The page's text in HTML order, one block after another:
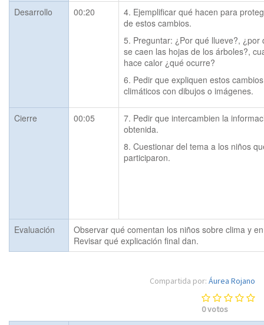
Desarrollo 00:20
4. Ejemplificar qué hacen para
de estos cambios.
5. Preguntar: ¿Por qué llueve?, ¿por
se caen las hojas de los árboles?,
hace calor ¿qué ocurre?
6. Pedir que expliquen estos cambios
climáticos con dibujos o imágenes.
Cierre 00:05
7. Pedir que intercambien la
obtenida.
8. Cuestionar del tema a los niños
participaron.
Evaluación
Observar qué comentan los niños sobre clima y
Revisar qué explicación final dan.
Compartida por: Áurea Rojano
0votos